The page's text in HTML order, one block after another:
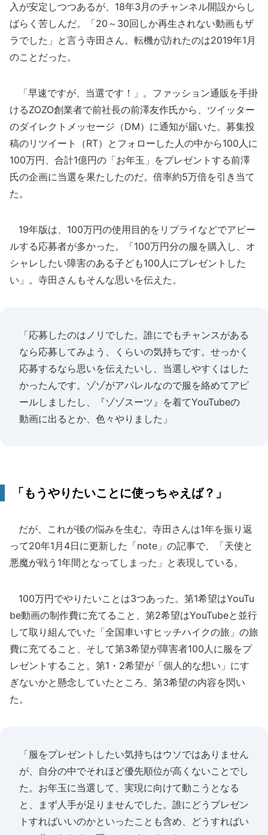
入が安定しつつあるが、18年3月のチャンネル開設からし
ばらく苦しんだ。「20～30回しか再生されない動画もザ
ラでした」と言う寺田さん。転機が訪れたのは2019年1月
のことだった。
「早速ですが、当選です！」。ファッション通販を手掛
けるZOZO創業者で前社長の前澤友作氏から、ツイッター
のダイレクトメッセージ（DM）に通知が届いた。募集投
稿のリツイート（RT）とフォローした人の中から100人に
100万円、合計1億円の「お年玉」をプレゼントする前澤
氏の企画に当選を果たしたのだ。倍率約5万倍を引き当て
た。
19年版は、100万円の使用目的をリプライなどでアピー
ルする応募者が多かった。「100万円分の服を購入し、オ
シャレしたい障害のある子ども100人にプレゼントした
い」。寺田さんもそんな思いを伝えた。
「応募したのはノリでした。誰にでもチャンスがある
なら応募してみよう、くらいの気持ちです。せっかく
応募するなら思いを伝えたいし、当選しやすくはした
かったんです。ゾゾがアパレルなので服を絡めてアピ
ールしましたし、『ゾゾスーツ』を着てYouTubeの
動画に出るとか、色々やりました」
「もうやりたいことに使っちゃえば？」
だが、これが後の悩みを生む。寺田さんは1年を振り返
って20年1月4日に更新した「note」の記事で、「天使と
悪魔が戦う1年間となってしまった」と表現している。
100万円でやりたいことは3つあった。第1希望はYouTu
be動画の制作費に充てること、第2希望はYouTubeと並行
して取り組んでいた「全国車いすヒッチハイクの旅」の旅
費に充てること、そして第3希望が障害者100人に服をプ
レゼントすること。第1・2希望が「個人的な想い」にす
ぎないかと懸念していたところ、第3希望の内容を閃い
た。
「服をプレゼントしたい気持ちはウソではありません
が、自分の中でそれほど優先順位が高くないことでし
た。お年玉に当選して、実現に向けて動こうとなる
と、まず人手が足りませんでした。誰にどうプレゼン
トすればいいのかといったことも含め、どうすればい